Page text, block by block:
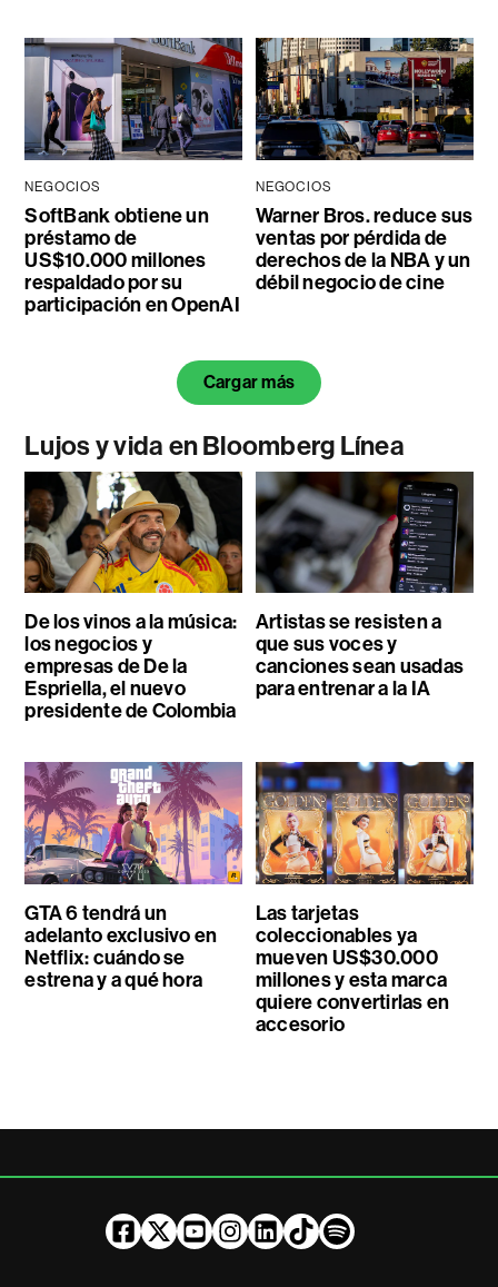
NEGOCIOS
SoftBank obtiene un
préstamo de
US$10.000 millones
respaldado por su
participación en OpenAI
NEGOCIOS
Warner Bros. reduce sus
ventas por pérdida de
derechos de la NBA y un
débil negocio de cine
Cargar más
Lujos y vida en Bloomberg Línea
De los vinos a la música:
los negocios y
empresas de De la
Espriella, el nuevo
presidente de Colombia
Artistas se resisten a
que sus voces y
canciones sean usadas
para entrenar a la IA
GTA 6 tendrá un
adelanto exclusivo en
Netflix: cuándo se
estrena y a qué hora
Las tarjetas
coleccionables ya
mueven US$30.000
millones y esta marca
quiere convertirlas en
accesorio